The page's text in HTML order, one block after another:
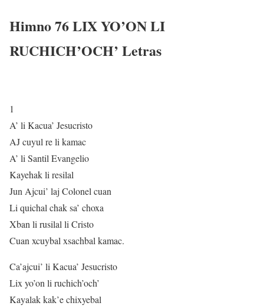
Himno 76 LIX YO’ON LI
RUCHICH’OCH’ Letras
1
A’ li Kacua’ Jesucristo
AJ cuyul re li kamac
A’ li Santil Evangelio
Kayehak li resilal
Jun Ajcui’ laj Colonel cuan
Li quichal chak sa’ choxa
Xban li rusilal li Cristo
Cuan xcuybal xsachbal kamac.
Ca’ajcui’ li Kacua’ Jesucristo
Lix yo’on li ruchich’och’
Kayalak kak’e chixyebal